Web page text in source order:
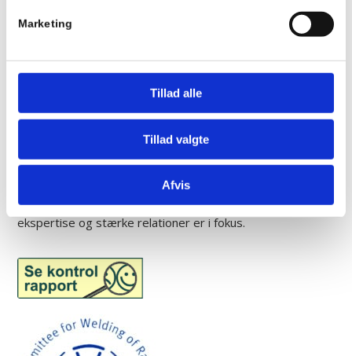
Marketing
Tillad alle
Tillad valgte
Afvis
Maskinarbejde
LEVERER KVALITET TIL TIDEN
Vi leverer kvalitet til tiden og skaber bæredygtige
løsninger gennem tæt samarbejde, hvor troværdighed,
ekspertise og stærke relationer er i fokus.